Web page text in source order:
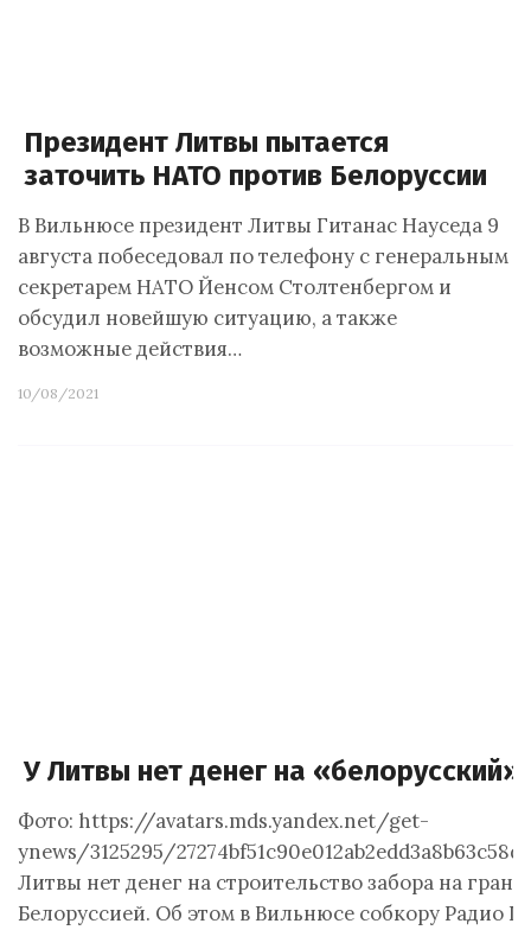
Президент Литвы пытается
заточить НАТО против Белоруссии
В Вильнюсе президент Литвы Гитанас Науседа 9
августа побеседовал по телефону с генеральным
секретарем НАТО Йенсом Столтенбергом и
обсудил новейшую ситуацию, а также
возможные действия…
10/08/2021
У Литвы нет денег на «белорусский»
Фото: https://avatars.mds.yandex.net/get-
ynews/3125295/
Литвы нет денег на строительство забора на
Белоруссией. Об этом в Вильнюсе собкору Радио